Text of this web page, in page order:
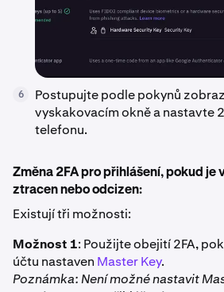
6
Postupujte podle pokynů
vyskakovacím okně a nastavte
telefonu.
Změna 2FA pro přihlášení, pokud je
ztracen nebo odcizen:
Existují tři možnosti:
Možnost 1: Použijte obejití 2FA,
účtu nastaven Master Key.
Poznámka: Není možné nastavit